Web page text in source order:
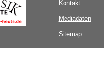
Kontakt
Mediadaten
Sitemap